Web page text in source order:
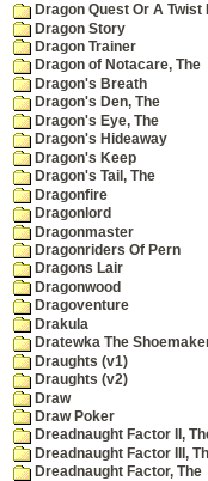
Dragon Quest Or A Twist
Dragon Story
Dragon Trainer
Dragon of Notacare, The
Dragon's Breath
Dragon's Den, The
Dragon's Eye, The
Dragon's Hideaway
Dragon's Keep
Dragon's Tail, The
Dragonfire
Dragonlord
Dragonmaster
Dragonriders Of Pern
Dragons Lair
Dragonwood
Dragoventure
Drakula
Dratewka The
Draughts (v1)
Draughts (v2)
Draw
Draw Poker
Dreadnaught Factor II,
Dreadnaught Factor III,
Dreadnaught Factor, The